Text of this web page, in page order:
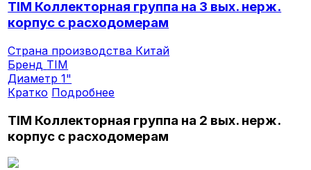
TIM Коллекторная группа на 3 вых. нерж.
корпус с расходомерам
Страна производства Китай
Бренд TIM
Диаметр1"
Кратко Подробнее
TIM Коллекторная группа на 2 вых. нерж.
корпус с расходомерам